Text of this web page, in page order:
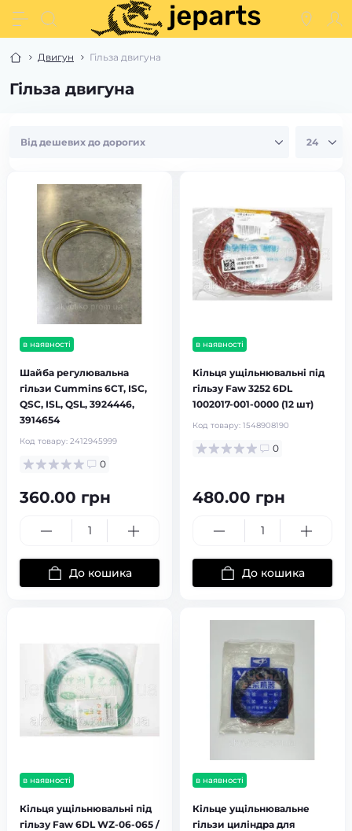
Двигун Гільза двигуна
Гільза двигуна
в наявності
Шайба регулювальна
гільзи Cummins 6CT, ISC,
QSC, ISL, QSL, 3924446,
3914654
Код товару: 2412945999
0
360.00 грн
До кошика
в наявності
Кільця ущільнювальні під
гільзу Faw 3252 6DL
1002017-001-0000 (12 шт)
Код товару: 1548908190
0
480.00 грн
До кошика
в наявності
Кільця ущільнювальні під
гільзу Faw 6DL WZ-06-065 /
в наявності
Кільце ущільнювальне
гільзи циліндра для